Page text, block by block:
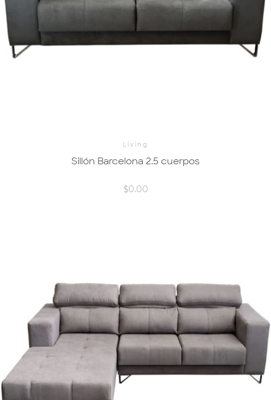
Living
Sillón Barcelona 2.5 cuerpos
$0.00